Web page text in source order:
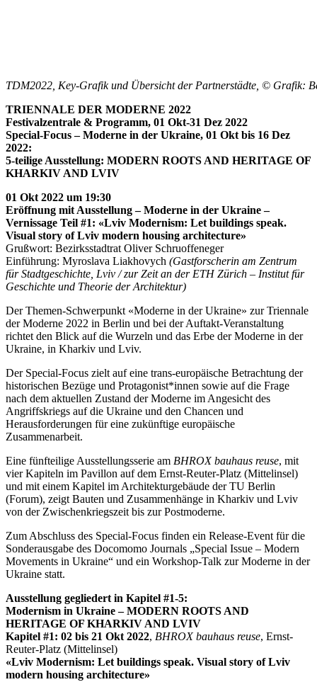
TDM2022, Key-Grafik und Übersicht der Partnerstädte, © Grafik:
TRIENNALE DER MODERNE 2022
Festivalzentrale & Programm, 01 Okt-31 Dez 2022
Special-Focus – Moderne in der Ukraine, 01 Okt bis 16 Dez
2022:
5-teilige Ausstellung: MODERN ROOTS AND HERITAGE OF
KHARKIV AND LVIV
01 Okt 2022 um 19:30
Eröffnung mit Ausstellung – Moderne in der Ukraine –
Vernissage Teil #1: «Lviv Modernism: Let buildings speak.
Visual story of Lviv modern housing architecture»
Grußwort: Bezirksstadtrat Oliver Schruoffeneger
Einführung: Myroslava Liakhovych (Gastforscherin am Zentrum
für Stadtgeschichte, Lviv / zur Zeit an der ETH Zürich – Institut für
Geschichte und Theorie der Architektur)
Der Themen-Schwerpunkt «Moderne in der Ukraine» zur Triennale
der Moderne 2022 in Berlin und bei der Auftakt-Veranstaltung
richtet den Blick auf die Wurzeln und das Erbe der Moderne in der
Ukraine, in Kharkiv und Lviv.
Der Special-Focus zielt auf eine trans-europäische Betrachtung der
historischen Bezüge und Protagonist*innen sowie auf die Frage
nach dem aktuellen Zustand der Moderne im Angesicht des
Angriffskriegs auf die Ukraine und den Chancen und
Herausforderungen für eine zukünftige europäische
Zusammenarbeit.
Eine fünfteilige Ausstellungsserie am BHROX bauhaus reuse, mit
vier Kapiteln im Pavillon auf dem Ernst-Reuter-Platz (Mittelinsel)
und mit einem Kapitel im Architekturgebäude der TU Berlin
(Forum), zeigt Bauten und Zusammenhänge in Kharkiv und Lviv
von der Zwischenkriegszeit bis zur Postmoderne.
Zum Abschluss des Special-Focus finden ein Release-Event für die
Sonderausgabe des Docomomo Journals „Special Issue – Modern
Movements in Ukraine“ und ein Workshop-Talk zur Moderne in der
Ukraine statt.
Ausstellung gegliedert in Kapitel #1-5:
Modernism in Ukraine – MODERN ROOTS AND
HERITAGE OF KHARKIV AND LVIV
Kapitel #1: 02 bis 21 Okt 2022, BHROX bauhaus reuse, Ernst-
Reuter-Platz (Mittelinsel)
«Lviv Modernism: Let buildings speak. Visual story of Lviv
modern housing architecture»